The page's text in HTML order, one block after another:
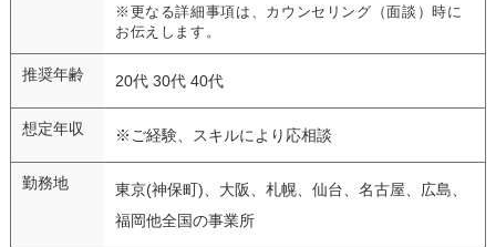
※更なる詳細事項は、カウンセリング（面談）時に
お伝えします。
推奨年齢 20代 30代 40代
想定年収 ※ご経験、スキルにより応相談
勤務地
東京(神保町)、大阪、札幌、仙台、名古屋、広島、
福岡他全国の事業所